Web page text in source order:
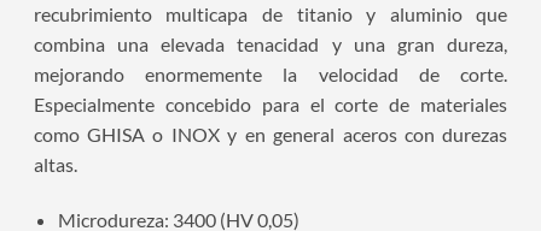
recubrimiento multicapa de titanio y aluminio que
combina una elevada tenacidad y una gran dureza,
mejorando enormemente la velocidad de corte.
Especialmente concebido para el corte de materiales
como GHISA o INOX y en general aceros con durezas
altas.
Microdureza: 3400 (HV 0,05)